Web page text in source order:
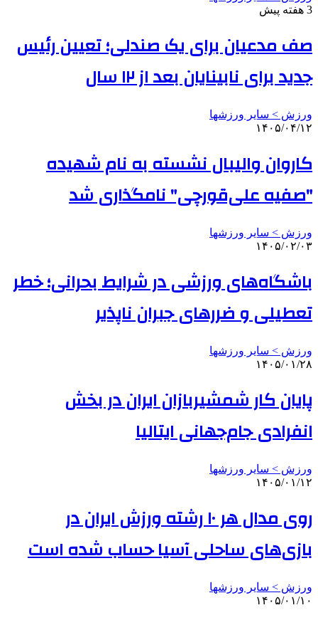
3 هفته پیش
صف مدعیان برای یک صندلی؛ تعیین رئیس
جدید برای نابینایان بعد از ۱۲ سال
ورزش > سایر ورزشها
۱۴۰۵/۰۴/۱۲
کاروان والیبال نشسته به نام شهیده
"صفیه علی‌قورچی" نامگذاری شد
ورزش > سایر ورزشها
۱۴۰۵/۰۲/۰۳
باشگاه‌های ورزشی در شرایط بحرانی؛ خطر
تعطیلی و ضررهای جبران ناپذیر
ورزش > سایر ورزشها
۱۴۰۵/۰۱/۲۸
پایان کار شمشیربازان ایران در بخش
انفرادی جام‌جهانی ایتالیا
ورزش > سایر ورزشها
۱۴۰۵/۰۱/۱۲
روی مدال هر ۱۰ رشته ورزش ایران در
بازی‌های ساحلی آسیا حساب شده است
ورزش > سایر ورزشها
۱۴۰۵/۰۱/۱۰